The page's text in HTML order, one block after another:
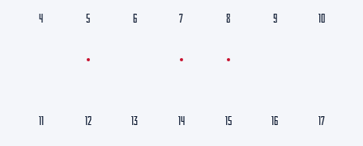
4 5 6 7 8 9 10
11 12 13 14 15 16 17